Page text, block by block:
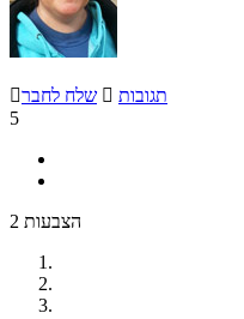
שלח לחבר  תגובות
5
2 הצבעות